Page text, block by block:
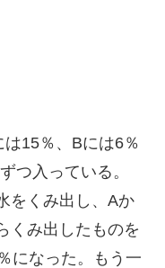
15％、Bには6％
つ入っている。
をくみ出し、Aか
くみ出したものを
になった。もう一